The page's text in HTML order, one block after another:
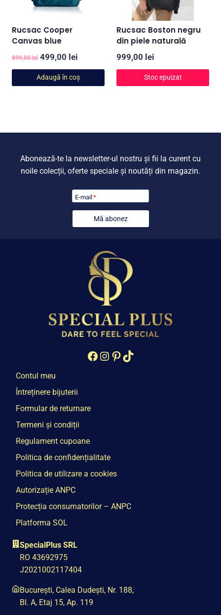
Rucsac Cooper
Canvas blue
899,00lei Prețul
inițial
499,00 lei
curent
este:
Adaugă în coș
Rucsac Boston negru
din piele naturală
999,00 lei
Stoc epuizat
Abonează-te la newsletter-ul nostru și fii la curent cu
noile colecții, oferte speciale și noutăți din magazin.
E-mail *
Mă abonez
Facebook
Instagram
Pinterest
TikTok
Contul meu
Întreținere bijuterii
Formular de returnare
Termeni și condiții
Regulament cupoane
Politica de confidențialitate
Politica de utilizare a cookies
Autorizație ANPC
Protecția consumatorilor – ANPC
Platforma SOL
SpecialPlus SRL
RO 43692975
J2021002117404
București, Calea Dudești, Nr. 188,
Bl. A, Etaj 15, Ap. 119